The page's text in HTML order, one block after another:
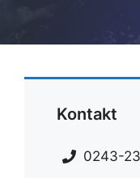
Kontakt
0243-